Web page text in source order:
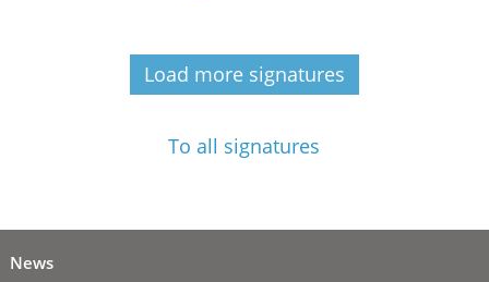
Load more signatures
To all signatures
News